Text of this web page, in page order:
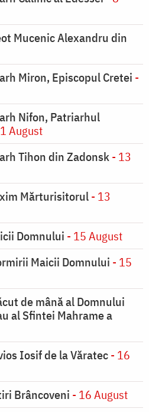
Mucenic Alexandru din
Miron, Episcopul Cretei -
Nifon, Patriarhul
August
Tihon din Zadonsk- 13
Mărturisitorul- 13
Domnului - 15 August
Maicii Domnului - 15
de mână al Domnului
al Sfintei Mahrame a
Iosif de la Văratec- 16
Brâncoveni - 16 August